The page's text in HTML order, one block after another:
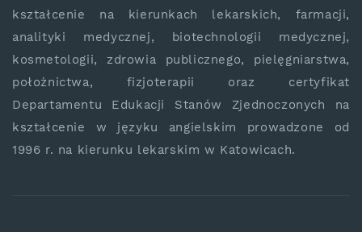
kształcenie na kierunkach lekarskich, farmacji,
analityki medycznej, biotechnologii medycznej,
kosmetologii, zdrowia publicznego, pielęgniarstwa,
położnictwa, fizjoterapii oraz certyfikat
Departamentu Edukacji Stanów Zjednoczonych na
kształcenie w języku angielskim prowadzone od
1996 r. na kierunku lekarskim w Katowicach.